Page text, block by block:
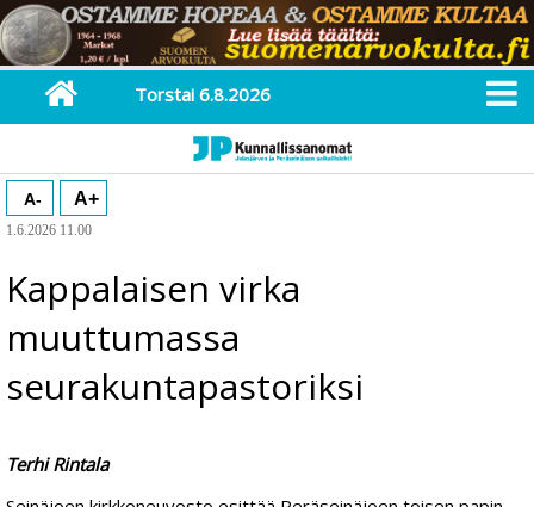
Torstai 6.8.2026
A- A+
1.6.2026 11.00
Kappalaisen virka
muuttumassa
seurakuntapastoriksi
Terhi Rintala